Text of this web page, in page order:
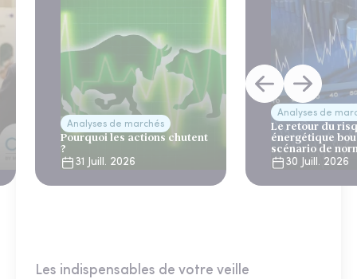
Analyses de marchés
Pourquoi les actions chutent
?
31 Juill. 2026
Analyses de
Le retour du
énergétique
scénario de
30 Juill. 2026
Les indispensables de votre veille